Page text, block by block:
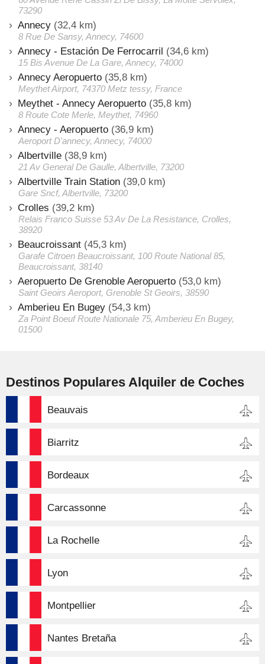
73290
Annecy (32,4 km)
8 Rue De Sansy, Annecy, 74600
Annecy - Estación De Ferrocarril (34,6 km)
15 Bis Avenue De La Gare, Annecy, 74000
Annecy Aeropuerto (35,8 km)
Meythet Airport, 74370 Metz tessy, France
Meythet - Annecy Aeropuerto (35,8 km)
8 Route Cote Merle, Meythet, 74960
Annecy - Aeropuerto (36,9 km)
Aeroport D'annecy, Annecy, 74000
Albertville (38,9 km)
21 Av General De Gaulle, Albertville, 73200
Albertville Train Station (39,0 km)
Gare Sncf, Albertville, 73200
Crolles (39,2 km)
Relais Franco Suisse 53 Av De La Resistance, Crolles,
38920
Beaucroissant (45,3 km)
Garafe Citroen Beaucroissant, 100 Route National 85,
Beaucroissant, 38140
Aeropuerto De Grenoble Aeropuerto (53,0 km)
Saint Geoirs Aeroport, Grenoble St Geoirs, 38590
Amberieu En Bugey (54,3 km)
Za Point Boeuf Route Nationale 75, Amberieu En Bugey,
01500
Destinos Populares Alquiler de Coches
Beauvais
Biarritz
Bordeaux
Carcassonne
La Rochelle
Lyon
Montpellier
Nantes Bretaña